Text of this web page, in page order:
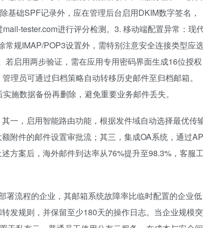
基础SPF记录外，应在管理后台启用DKIM数字签名，
tester.com进行评分检测。3. 移动端配置异常：现
规IMAP/POP3设置外，需特别注意安全连接类型应
启用两步验证，需在应用专用密码界面生成16位授权
理员可通过归档策略自动转移历史邮件至归档邮箱。
施数据备份再删除，避免重要业务邮件丢失。
一，启用智能路由功能，根据发件域自动选择最优传
附件的邮件设置审批流；其三，集成OA系统，通过
方案后，海外邮件到达率从76%提升至98.3%，客服
署流程的企业，其邮箱系统故障率比临时配置的企业低
发规则，并保留至少180天的操作日志。当企业规模突